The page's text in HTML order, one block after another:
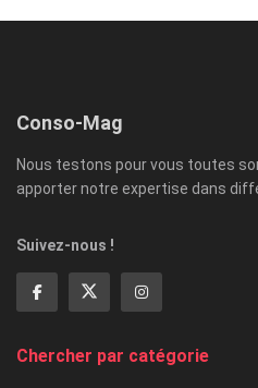
Conso-Mag
Nous testons pour vous toutes
apporter notre expertise dans
Suivez-nous !
Chercher par catégorie